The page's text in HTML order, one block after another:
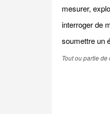
mesurer,
interroger de
soumettre un
Tout ou partie